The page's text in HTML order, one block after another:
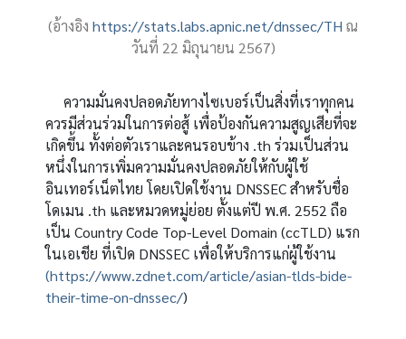
(อ้างอิง https://stats.labs.apnic.net/dnssec/TH ณ
วันที่ 22 มิถุนายน 2567)
ความมั่นคงปลอดภัยทางไซเบอร์เป็นสิ่งที่เราทุกคน
ควรมีส่วนร่วมในการต่อสู้ เพื่อป้องกันความสูญเสียที่จะ
เกิดขึ้น ทั้งต่อตัวเราและคนรอบข้าง .thร่วมเป็นส่วน
หนึ่งในการเพิ่มความมั่นคงปลอดภัยให้กับผู้ใช้
อินเทอร์เน็ตไทย โดยเปิดใช้งาน DNSSECสำหรับชื่อ
โดเมน .th และหมวดหมู่ย่อย ตั้งแต่ปี พ.ศ. 2552ถือ
เป็น Country Code Top-Level Domain (ccTLD) แรก
ในเอเชีย ที่เปิด DNSSEC เพื่อให้บริการแก่ผู้ใช้งาน
(https://www.zdnet.com/article/asian-tlds-bide-
their-time-on-dnssec/)